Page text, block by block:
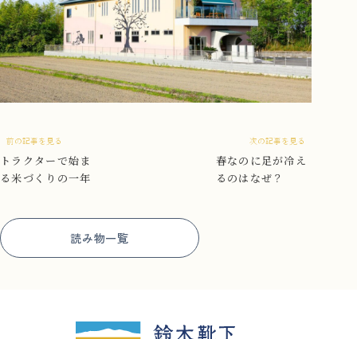
前の記事を見る
トラクターで始ま
る米づくりの一年
次の記事を見る
春なのに足が冷え
るのはなぜ？
読み物一覧